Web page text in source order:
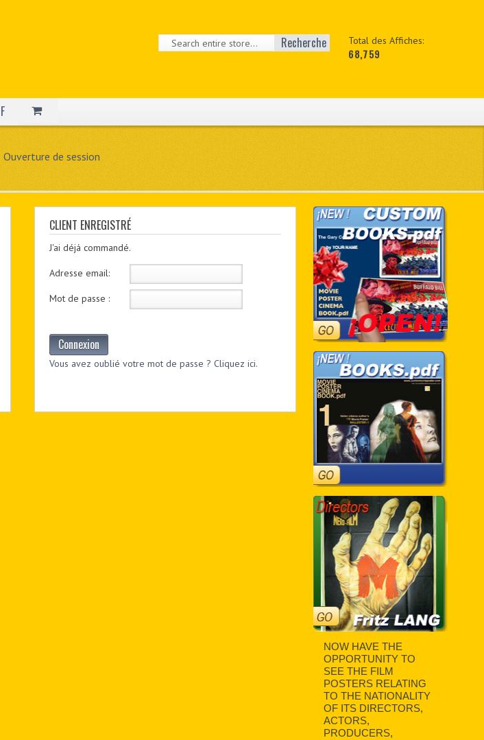
Total des Affiches:
68,759
Recherche
Ouverture de session
CLIENT ENREGISTRÉ
J'ai déjá commandé.
Adresse email:
Mot de passe :
Connexion
Vous avez oublié votre mot de passe ? Cliquez ici.
NOW HAVE THE
OPPORTUNITY TO
SEE THE FILM
POSTERS RELATING
TO THE NATIONALITY
OF ITS DIRECTORS,
ACTORS,
PRODUCERS,